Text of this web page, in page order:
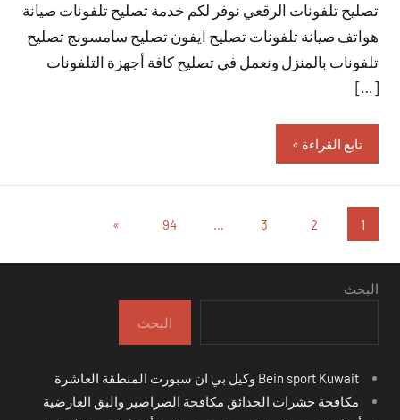
تعليقات
تصليح تلفونات الرقعي نوفر لكم خدمة تصليح تلفونات صيانة
هواتف صيانة تلفونات تصليح ايفون تصليح سامسونج تصليح
تلفونات بالمنزل ونعمل في تصليح كافة أجهزة التلفونات
[…]
تابع القراءة
تعدد
صفحات
المقالات
1
2
3
…
94
المقالات
»
البحث
البحث
مكافحة حشرات الحدائق مكافحة الصراصير والبق العارضية